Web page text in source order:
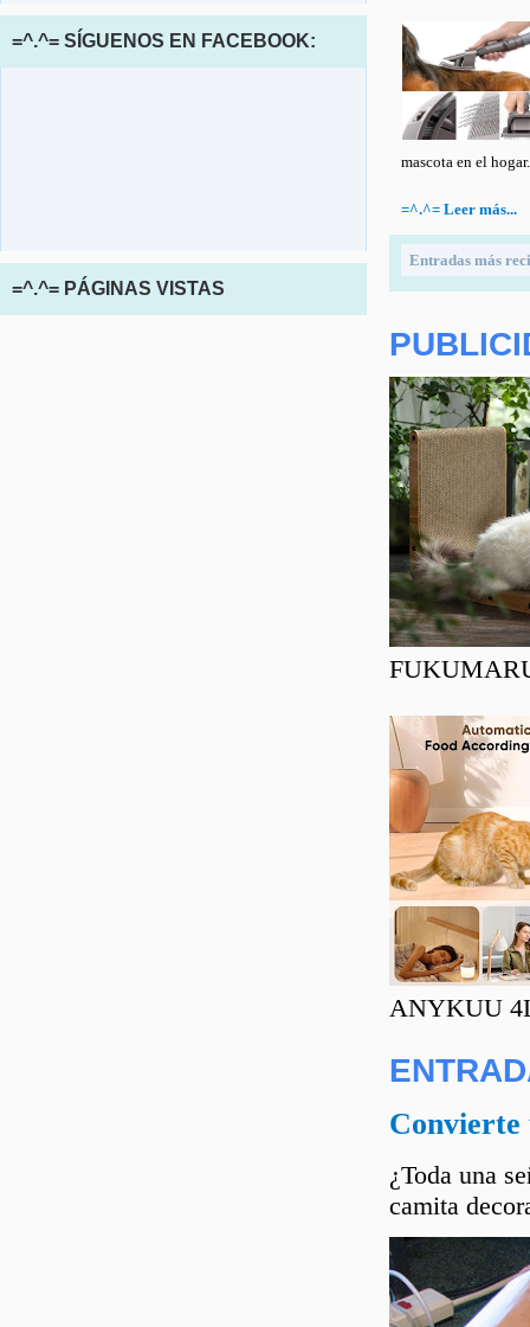
mascota en el
=^.^= Leer más...
Entradas más
ANYKUU
Convierte
¿Toda una
camita
=^.^= SÍGUENOS EN FACEBOOK:
=^.^= PÁGINAS VISTAS